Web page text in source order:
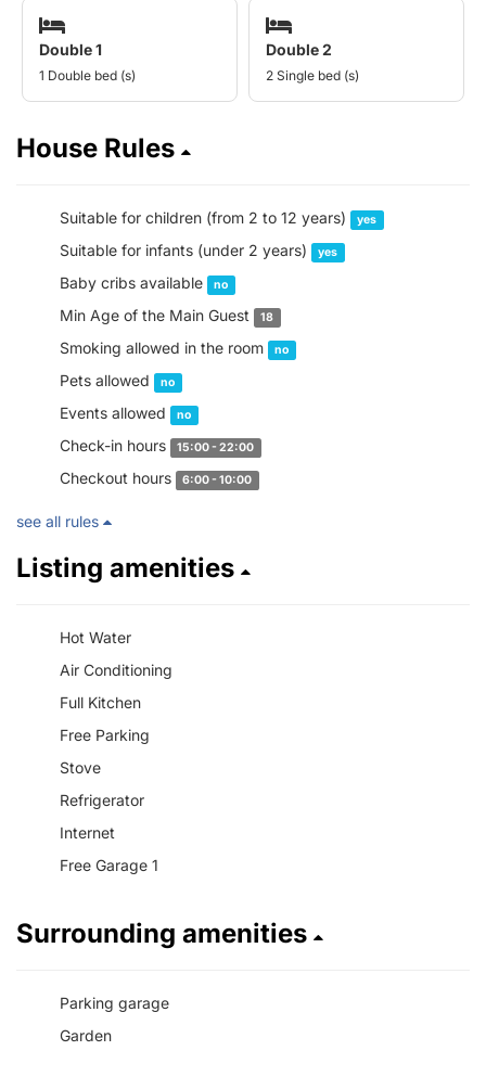
Double 1
1 Double bed (s)
Double 2
2 Single bed (s)
House Rules
Suitable for children (from 2 to 12 years) yes
Suitable for infants (under 2 years) yes
Baby cribs available no
Min Age of the Main Guest 18
Smoking allowed in the room no
Pets allowed no
Events allowed no
Check-in hours 15:00 - 22:00
Checkout hours 6:00 - 10:00
see all rules
Listing amenities
Hot Water
Air Conditioning
Full Kitchen
Free Parking
Stove
Refrigerator
Internet
Free Garage 1
Surrounding amenities
Parking garage
Garden